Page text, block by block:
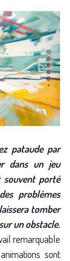
pataude par
dans un jeu
souvent porté
problèmes
tomber
un obstacle.
remarquable
sont